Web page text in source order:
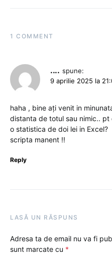
1 COMMENT
.... spune:
9 aprilie 2025 la
haha , bine ați venit in
distanta de totul sau nimic..
o statistica de doi lei in Excel?
scripta manent !!
Reply
LASĂ UN RĂSPUNS
Adresa ta de email nu va fi
sunt marcate cu *